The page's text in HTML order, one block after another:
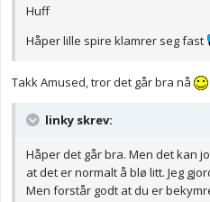
Huff
Håper lille spire klamrer seg fast
Takk Amused, tror det går bra nå
linky skrev:
Håper det går bra. Men det kan
at det er normalt å blø litt. Jeg
Men forstår godt at du er